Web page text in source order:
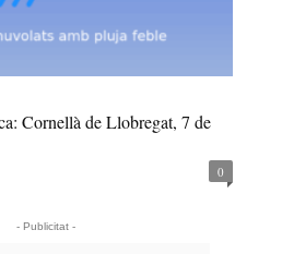
Cornellà de Llobregat, 7 de
0
- Publicitat -